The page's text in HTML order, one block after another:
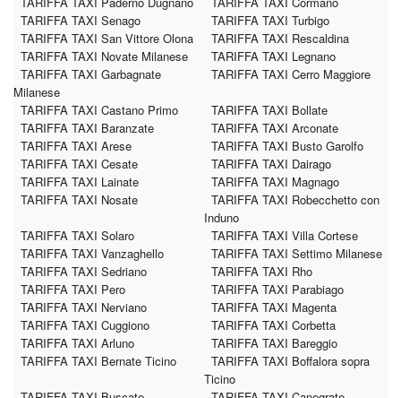
TARIFFA TAXI Senago
TARIFFA TAXI Turbigo
TARIFFA TAXI San Vittore Olona
TARIFFA TAXI Rescaldina
TARIFFA TAXI Novate Milanese
TARIFFA TAXI Legnano
TARIFFA TAXI Garbagnate
Milanese
TARIFFA TAXI Cerro Maggiore
TARIFFA TAXI Castano Primo
TARIFFA TAXI Bollate
TARIFFA TAXI Baranzate
TARIFFA TAXI Arconate
TARIFFA TAXI Arese
TARIFFA TAXI Busto Garolfo
TARIFFA TAXI Cesate
TARIFFA TAXI Dairago
TARIFFA TAXI Lainate
TARIFFA TAXI Magnago
TARIFFA TAXI Nosate
TARIFFA TAXI Robecchetto con
Induno
TARIFFA TAXI Solaro
TARIFFA TAXI Villa Cortese
TARIFFA TAXI Vanzaghello
TARIFFA TAXI Settimo Milanese
TARIFFA TAXI Sedriano
TARIFFA TAXI Rho
TARIFFA TAXI Pero
TARIFFA TAXI Parabiago
TARIFFA TAXI Nerviano
TARIFFA TAXI Magenta
TARIFFA TAXI Cuggiono
TARIFFA TAXI Corbetta
TARIFFA TAXI Arluno
TARIFFA TAXI Bareggio
TARIFFA TAXI Bernate Ticino
TARIFFA TAXI Boffalora sopra
Ticino